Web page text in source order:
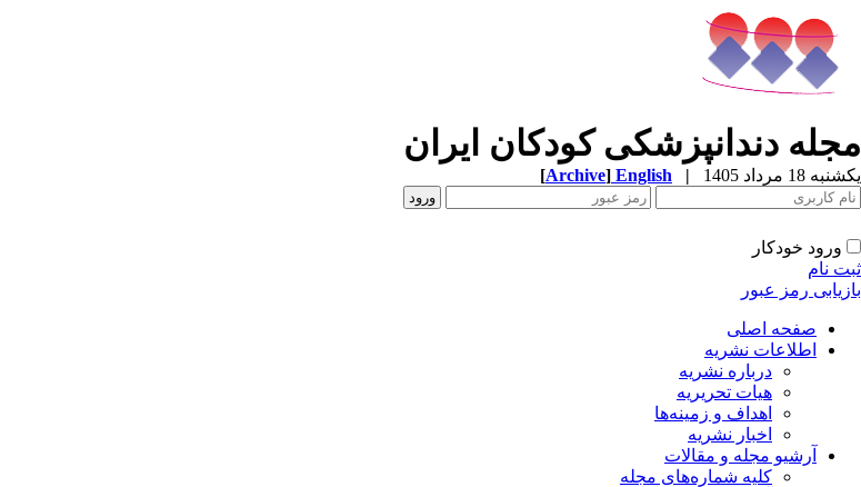
مجله دندانپزشکی کودکان ایران
یکشنبه 18 مرداد 1405 |
English
[Archive]
ورود خودکار
ثبت نام
بازیابی رمز عبور
صفحه اصلی
اطلاعات نشریه
درباره نشریه
هیات تحریریه
اهداف و زمینه‌ها
اخبار نشریه
آرشیو مجله و مقالات
کلیه شماره‌های مجله